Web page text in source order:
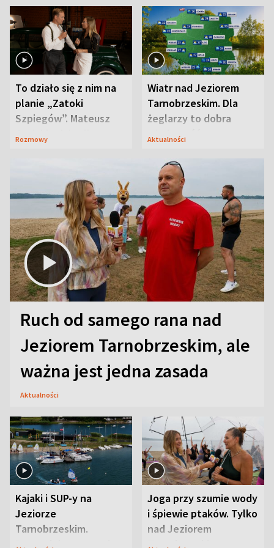
To działo się z nim na
planie „Zatoki
Szpiegów”. Mateusz
Janicki odsłonił
Rozmowy
Wiatr nad Jeziorem
Tarnobrzeskim. Dla
żeglarzy to dobra
wiadomość
Aktualności
Ruch od samego rana nad
Jeziorem Tarnobrzeskim, ale
ważna jest jedna zasada
Aktualności
Kajaki i SUP-y na
Jeziorze
Tarnobrzeskim.
Przyrodnicy zwracają
Joga przy szumie wody
i śpiewie ptaków. Tylko
nad Jeziorem
Tarnobrzeskim